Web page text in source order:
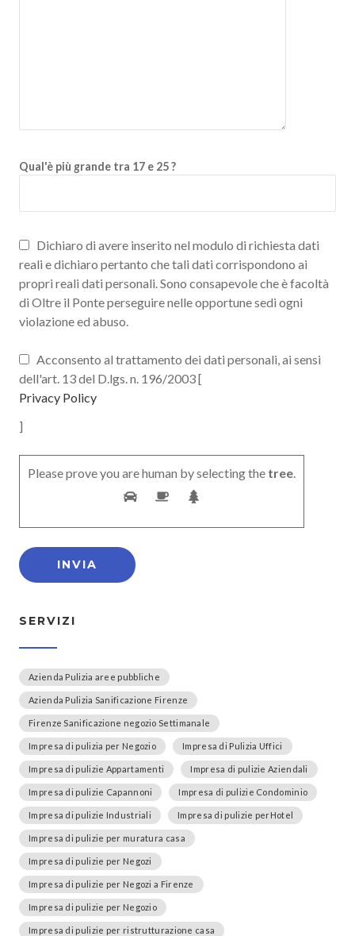
Qual'è più grande tra 17 e 25 ?
Dichiaro di avere inserito nel modulo di richiesta dati
reali e dichiaro pertanto che tali dati corrispondono ai
propri reali dati personali. Sono consapevole che è facoltà
di Oltre il Ponte perseguire nelle opportune sedi ogni
violazione ed abuso.
Acconsento al trattamento dei dati personali, ai sensi
dell'art. 13 del D.lgs. n. 196/2003 [
Privacy Policy
]
Please prove you are human by selecting the tree.
SERVIZI
Azienda Pulizia aree pubbliche
Azienda Pulizia Sanificazione Firenze
Firenze Sanificazione negozio Settimanale
Impresa di pulizia per Negozio Impresa di Pulizia Uffici
Impresa di pulizie Appartamenti Impresa di pulizie Aziendali
Impresa di pulizie Capannoni Impresa di pulizie Condominio
Impresa di pulizie Industriali Impresa di pulizie perHotel
Impresa di pulizie per muratura casa
Impresa di pulizie per Negozi
Impresa di pulizie per Negozi a Firenze
Impresa di pulizie per Negozio
Impresa di pulizie per ristrutturazione casa